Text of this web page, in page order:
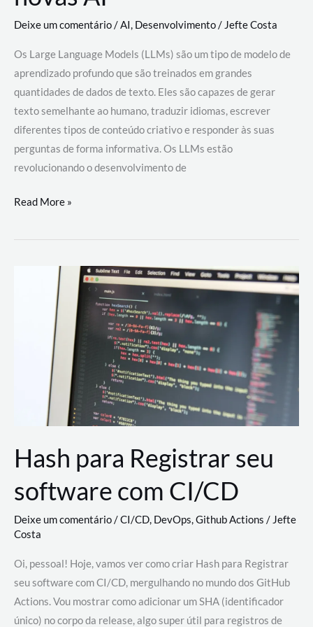
Deixe um comentário/AI, Desenvolvimento/ Jefte Costa
Os Large Language Models (LLMs) são um tipo de modelo de
aprendizado profundo que são treinados em grandes
quantidades de dados de texto. Eles são capazes de gerar
texto semelhante ao humano, traduzir idiomas, escrever
diferentes tipos de conteúdo criativo e responder às suas
perguntas de forma informativa. Os LLMs estão
revolucionando o desenvolvimento de
Large
Models
revolucionando
desenvolvimento
Read More »
Hash para Registrar seu
software com CI/CD
Deixe um comentário/CI/CD, DevOps,Github Actions /Jefte
Costa
Oi, pessoal! Hoje, vamos ver como criar Hash para Registrar
seu software com CI/CD, mergulhando no mundo dos GitHub
Actions. Vou mostrar como adicionar um SHA (identificador
único) no corpo da release, algo super útil para registros de